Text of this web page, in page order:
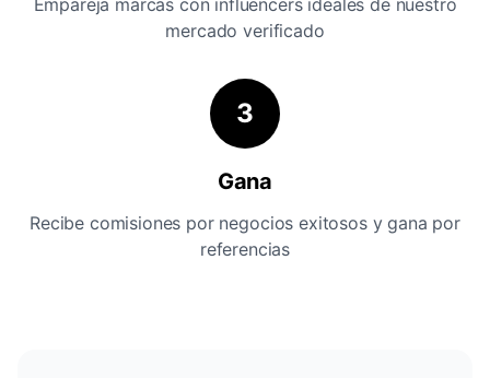
Empareja marcas con influencers ideales de nuestro
mercado verificado
3
Gana
Recibe comisiones por negocios exitosos y gana por
referencias